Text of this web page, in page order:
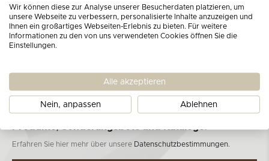
Erhalten Sie Informationen über die neuesten
Erfahren Sie hier mehr über unsere Datenschutzbestimmungen.
Wir können diese zur Analyse unserer Besucherdaten platzieren, um
unsere Webseite zu verbessern, personalisierte Inhalte anzuzeigen und
Ihnen ein großartiges Webseiten-Erlebnis zu bieten. Für weitere
Informationen zu den von uns verwendeten Cookies öffnen Sie die
Einstellungen.
Alle akzeptieren
Nein, anpassen Ablehnen